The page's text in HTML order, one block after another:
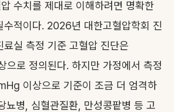
수치를 제대로 이해하려면 명확한
수적이다. 2026년 대한고혈압학회 진
실 측정 기준 고혈압 진단은
로 정의된다. 하지만 가정에서 측정
이상으로 기준이 조금 더 엄격하
뇨병, 심혈관질환, 만성콩팥병 등 고